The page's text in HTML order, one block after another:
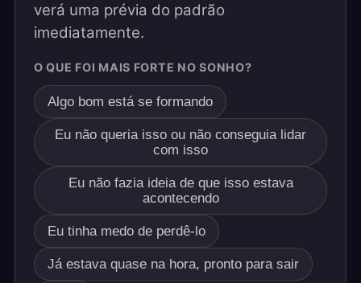
verá uma prévia do padrão
imediatamente.
O QUE FOI MAIS FORTE NO SONHO?
Algo bom está se formando
Eu não queria isso ou não conseguia lidar
com isso
Eu não fazia ideia de que isso estava
acontecendo
Eu tinha medo de perdê-lo
Já estava quase na hora, pronto para sair